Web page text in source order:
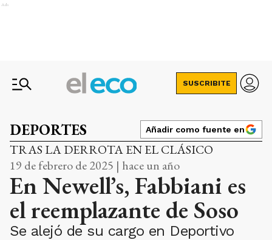
Ads
SUSCRIBITE
DEPORTES Añadir como fuente en
TRAS LA DERROTA EN EL CLÁSICO
19 de febrero de 2025 | hace un año
En Newell’s, Fabbiani es
el reemplazante de Soso
Se alejó de su cargo en Deportivo